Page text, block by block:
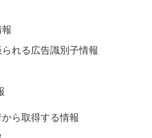
れる広告識別子情報
ら取得する情報